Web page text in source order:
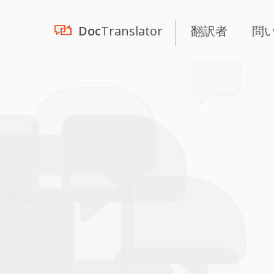
DocTranslator 翻訳者 問